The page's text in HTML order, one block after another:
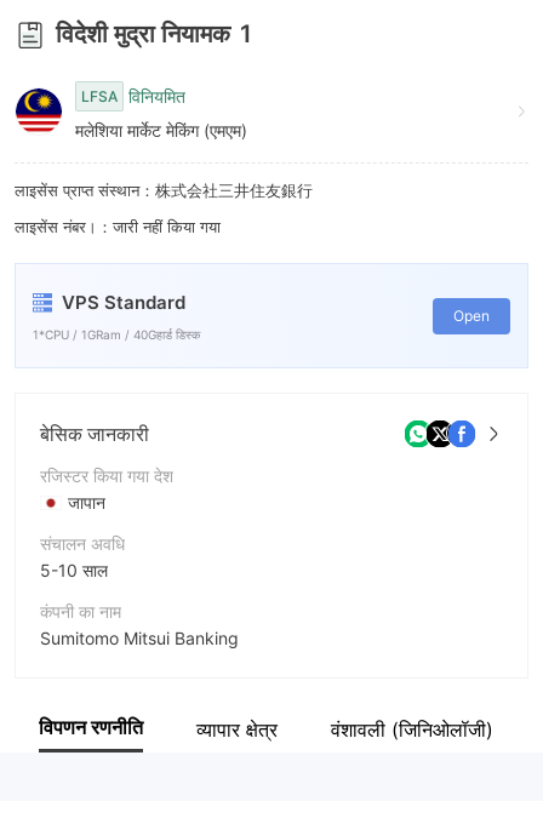
7
9
विदेशी मुद्रा नियामक 1
LFSA विनियमित
मलेशिया मार्केट मेकिंग (एमएम)
लाइसेंस प्राप्त संस्थान：株式会社三井住友銀行
लाइसेंस नंबर।：जारी नहीं किया गया
VPS Standard
1*CPU / 1GRam / 40Gहार्ड डिस्क
Open
बेसिक जानकारी
रजिस्टर किया गया देश
जापान
संचालन अवधि
5-10 साल
कंपनी का नाम
Sumitomo Mitsui Banking
कंपनी का कर्मचारी
विपणन रणनीति व्यापार क्षेत्र वंशावली (जिनिओलॉजी)